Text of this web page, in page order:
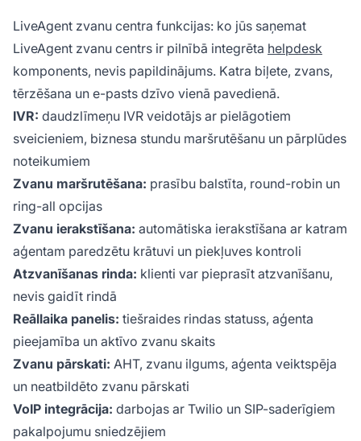
LiveAgent zvanu centra funkcijas: ko jūs saņemat
LiveAgent zvanu centrs ir pilnībā integrēta helpdesk
komponents, nevis papildinājums. Katra biļete, zvans,
tērzēšana un e-pasts dzīvo vienā pavedienā.
IVR: daudzlīmeņu IVR veidotājs ar pielāgotiem
sveicieniem, biznesa stundu maršrutēšanu un pārplūdes
noteikumiem
Zvanu maršrutēšana: prasību balstīta, round-robin un
ring-all opcijas
Zvanu ierakstīšana: automātiska ierakstīšana ar katram
aģentam paredzētu krātuvi un piekļuves kontroli
Atzvanīšanas rinda: klienti var pieprasīt atzvanīšanu,
nevis gaidīt rindā
Reāllaika panelis: tiešraides rindas statuss, aģenta
pieejamība un aktīvo zvanu skaits
Zvanu pārskati: AHT, zvanu ilgums, aģenta veiktspēja
un neatbildēto zvanu pārskati
VoIP integrācija: darbojas ar Twilio un SIP-saderīgiem
pakalpojumu sniedzējiem